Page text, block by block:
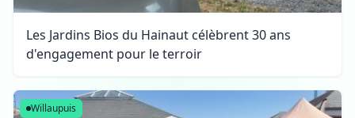
Les Jardins Bios du Hainaut célèbrent 30 ans
d'engagement pour le terroir
Willaupuis